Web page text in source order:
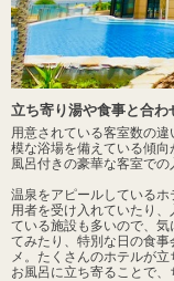
立ち寄り湯や食事と合わ
用意されている客室数の
模な浴場を備えている傾
風呂付きの豪華な客室での
温泉をアピールしている
用者を受け入れていたり
ている施設も多いので、
てみたり、特別な日の食
メ。たくさんのホテルが
お風呂に立ち寄ることで、